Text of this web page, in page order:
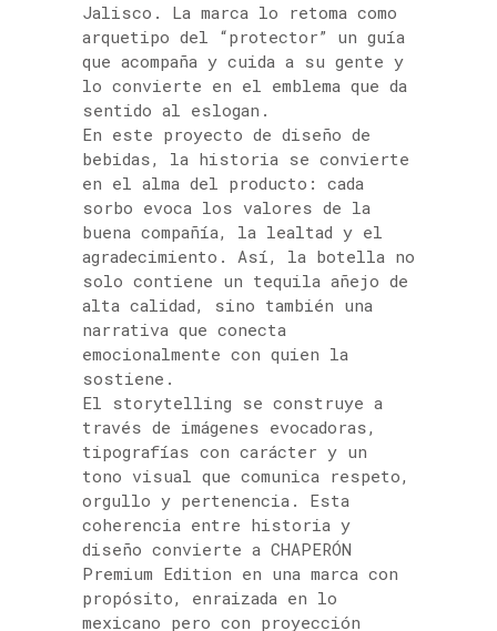
Jalisco. La marca lo retoma como
arquetipo del “protector” un guía
que acompaña y cuida a su gente y
lo convierte en el emblema que da
sentido al eslogan.
En este proyecto de diseño de
bebidas, la historia se convierte
en el alma del producto: cada
sorbo evoca los valores de la
buena compañía, la lealtad y el
agradecimiento. Así, la botella no
solo contiene un tequila añejo de
alta calidad, sino también una
narrativa que conecta
emocionalmente con quien la
sostiene.
El storytelling se construye a
través de imágenes evocadoras,
tipografías con carácter y un
tono visual que comunica respeto,
orgullo y pertenencia. Esta
coherencia entre historia y
diseño convierte a CHAPERÓN
Premium Edition en una marca con
propósito, enraizada en lo
mexicano pero con proyección